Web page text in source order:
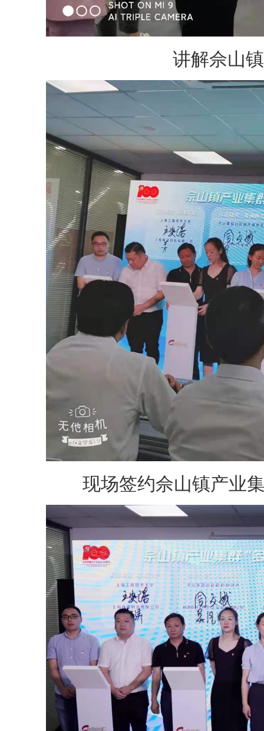
讲解佘山
现场签约佘山镇产业